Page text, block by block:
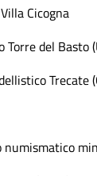
Cicogna
del Basto
Trecate
numismatico